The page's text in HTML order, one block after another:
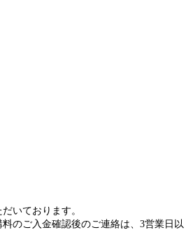
いております。
のご入金確認後のご連絡は、3営業日以